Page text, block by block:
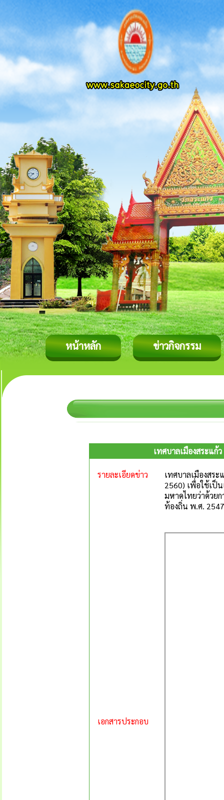
หน้าหลัก ข่าวกิจกรรม
เทศบาลเมืองสระแก้
รายละเอียดข่าว
เทศบาลเมืองสร
2560) เพื่อใช้เป็
มหาดไทยว่าด้วยก
ท้องถิ่น พ.ศ.
เอกสารประกอบ